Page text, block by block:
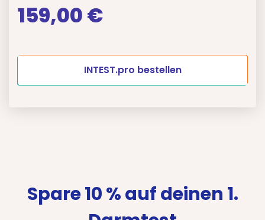
159,00 €
INTEST.pro bestellen
Spare 10 % auf deinen 1.